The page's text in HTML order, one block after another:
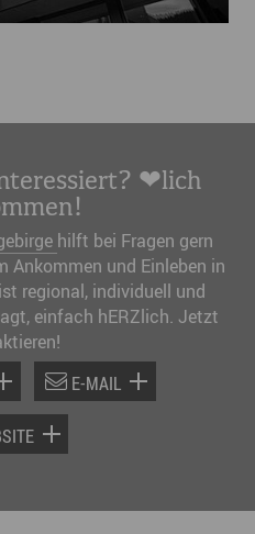
❤lich
hilft bei Fragen gern
und Einleben in
regional, individuell und
einfach hERZlich. Jetzt
E-MAIL